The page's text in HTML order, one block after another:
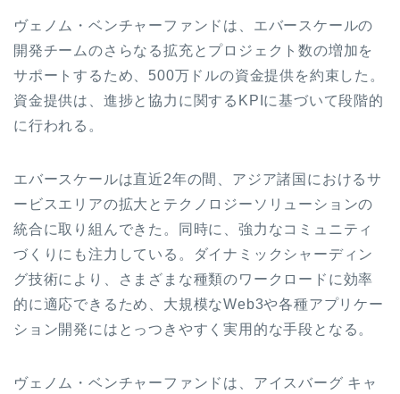
ヴェノム・ベンチャーファンドは、エバースケールの
開発チームのさらなる拡充とプロジェクト数の増加を
サポートするため、500万ドルの資金提供を約束した。
資金提供は、進捗と協力に関するKPIに基づいて段階的
に行われる。
エバースケールは直近2年の間、アジア諸国におけるサ
ービスエリアの拡大とテクノロジーソリューションの
統合に取り組んできた。同時に、強力なコミュニティ
づくりにも注力している。ダイナミックシャーディン
グ技術により、さまざまな種類のワークロードに効率
的に適応できるため、大規模なWeb3や各種アプリケー
ション開発にはとっつきやすく実用的な手段となる。
ヴェノム・ベンチャーファンドは、アイスバーグ キャ